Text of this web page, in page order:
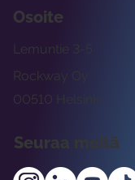
Osoite
Rockway Oy
Lemuntie 3-5
00510 Helsinki
Seuraa meitä